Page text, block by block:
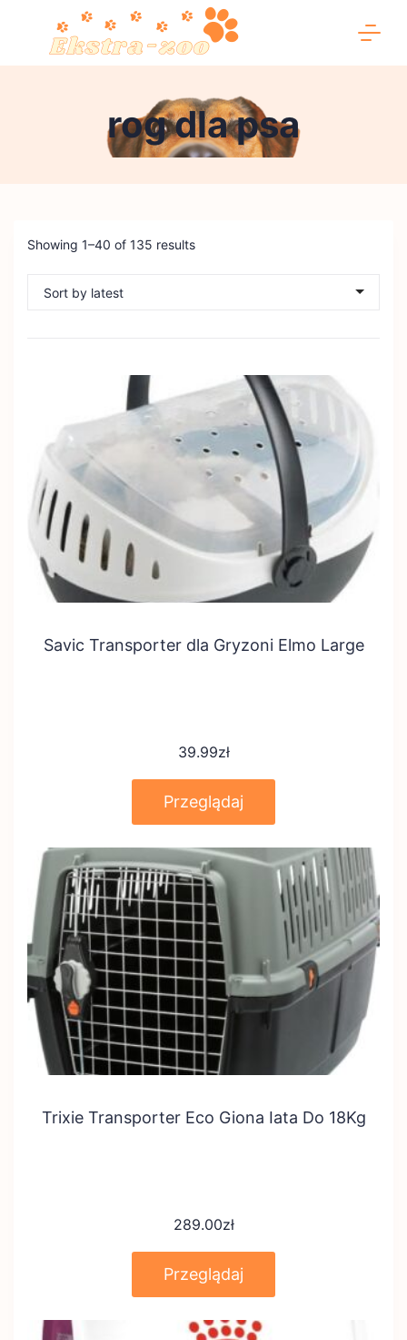
content
rog dla psa
Showing 1–40 of 135 results
Savic Transporter dla Gryzoni Elmo Large
39.99zł
Przeglądaj
Trixie Transporter Eco Giona Iata Do 18Kg
289.00zł
Przeglądaj